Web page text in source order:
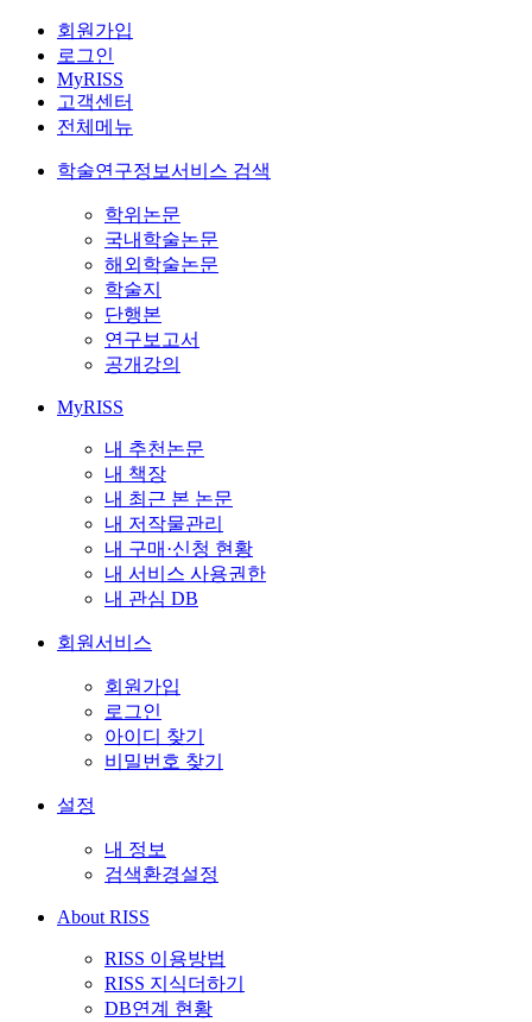
회원가입
로그인
MyRISS
고객센터
전체메뉴
학술연구정보서비스 검색
학위논문
국내학술논문
해외학술논문
학술지
단행본
연구보고서
공개강의
MyRISS
내 추천논문
내 책장
내 최근 본 논문
내 저작물관리
내 구매·신청 현황
내 서비스 사용권한
내 관심 DB
회원서비스
회원가입
로그인
아이디 찾기
비밀번호 찾기
설정
내 정보
검색환경설정
About RISS
RISS 이용방법
RISS 지식더하기
DB연계 현황